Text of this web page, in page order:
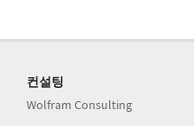
컨설팅
Wolfram Consulting